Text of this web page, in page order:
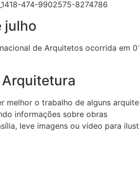
julho
de Arquitetos ocorrida em
melhor o trabalho de alguns
informações sobre obras
leve imagens ou vídeo para